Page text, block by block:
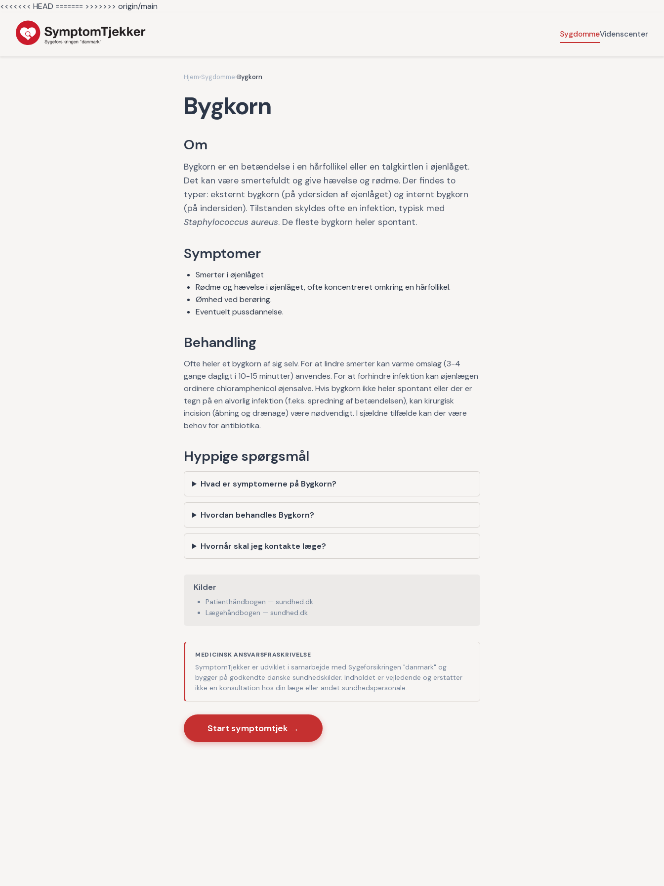
<<<<<<< HEAD ======= >>>>>>> origin/main
SygdommeVidenscenter
Hjem›Sygdomme›Bygkorn
Bygkorn
Om
Bygkorn er en betændelse i en hårfollikel eller en talgkirtlen i øjenlåget.
Det kan være smertefuldt og give hævelse og rødme. Der findes to
typer: eksternt bygkorn (på ydersiden af øjenlåget) og internt bygkorn
(på indersiden). Tilstanden skyldes ofte en infektion, typisk med
Staphylococcus aureus. De fleste bygkorn heler spontant.
Symptomer
Smerter i øjenlåget
Rødme og hævelse i øjenlåget, ofte koncentreret omkring en hårfollikel.
Ømhed ved berøring.
Eventuelt pussdannelse.
Behandling
Ofte heler et bygkorn af sig selv. For at lindre smerter kan varme omslag (3-4
gange dagligt i 10-15 minutter) anvendes. For at forhindre infektion kan øjenlægen
ordinere chloramphenicol øjensalve. Hvis bygkorn ikke heler spontant eller der er
tegn på en alvorlig infektion (f.eks. spredning af betændelsen), kan kirurgisk
incision (åbning og drænage) være nødvendigt. I sjældne tilfælde kan der være
behov for antibiotika.
Hyppige spørgsmål
Hvad er symptomerne på Bygkorn?
Hvordan behandles Bygkorn?
Hvornår skal jeg kontakte læge?
Kilder
Patienthåndbogen — sundhed.dk
Lægehåndbogen — sundhed.dk
MEDICINSK ANSVARSFRASKRIVELSE
SymptomTjekker er udviklet i samarbejde med Sygeforsikringen "danmark" og
bygger på godkendte danske sundhedskilder. Indholdet er vejledende og erstatter
ikke en konsultation hos din læge eller andet sundhedspersonale.
Start symptomtjek →